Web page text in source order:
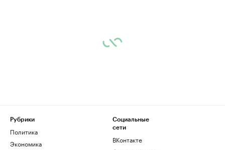
Рубрики
Политика
Экономика
Социальные
сети
ВКонтакте